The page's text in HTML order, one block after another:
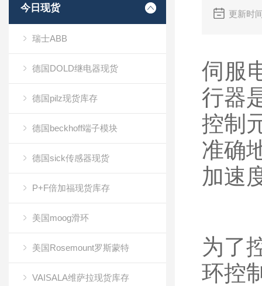
今日现货
瑞士ABB
德国DOLD继电器现货
德国pilz现货库存
德国beckhoff端子模块
德国sick传感器现货
P+F倍加福现货库存
美国moog滑环
美国Rosemount罗斯蒙特
VAISALA维萨拉现货库存
更新时
伺服
行器
控制
准确
加速
为了
环控